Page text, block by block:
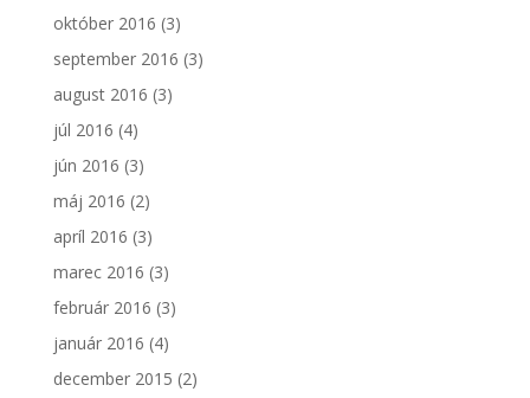
október 2016 (3)
september 2016 (3)
august 2016 (3)
júl 2016 (4)
jún 2016 (3)
máj 2016 (2)
apríl 2016 (3)
marec 2016 (3)
február 2016 (3)
január 2016 (4)
december 2015 (2)